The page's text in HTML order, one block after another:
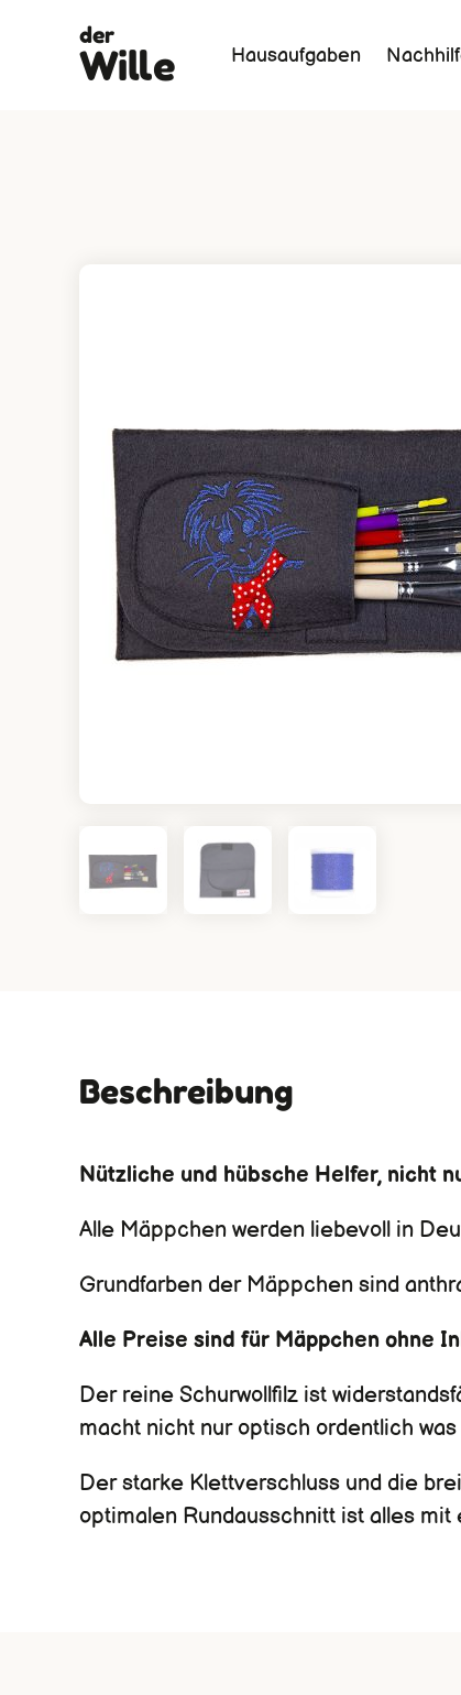
der
Wille Hausaufgaben
Beschreibung
Nützliche und hübsche Helfer, nicht
Alle Mäppchen werden liebevoll in
Grundfarben der Mäppchen sind
Alle Preise sind für Mäppchen ohne
Der reine Schurwollfilz ist
macht nicht nur optisch ordentlich
Der starke Klettverschluss und die
optimalen Rundausschnitt ist alles